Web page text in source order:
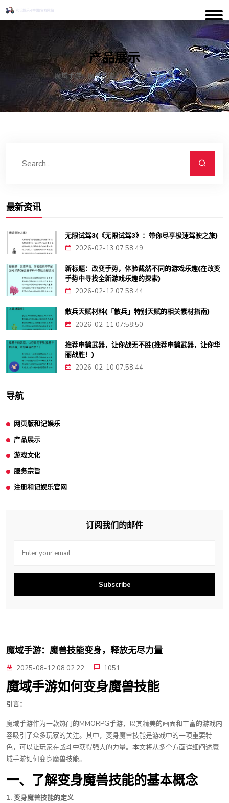
产品展示
魔域手游：魔兽技能变身，释放无尽力量
最新资讯
无限试驾3(《无限试驾3》：带你尽享极速驾驶之旅)
2026-02-13 07:58:49
新标题：改变手势，体验截然不同的游戏乐趣(在改变
手势中寻找全新游戏乐趣的探索)
2026-02-12 07:58:44
散兵天赋材料(「散兵」特别天赋的相关素材指南)
2026-02-11 07:58:50
推荐申鹤武器，让你战无不胜(推荐申鹤武器，让你华
丽战胜！)
2026-02-10 07:58:44
导航
网页版和记娱乐
产品展示
游戏文化
服务宗旨
注册和记娱乐官网
订阅我们的邮件
Subscribe
魔域手游：魔兽技能变身，释放无尽力量
2025-08-12 08:02:22 1051
魔域手游如何变身魔兽技能
引言：
魔域手游作为一款热门的MMORPG手游，以其精美的画面和丰富的游戏内
容吸引了众多玩家的关注。其中，变身魔兽技能是游戏中的一项重要特
色，可以让玩家在战斗中获得强大的力量。本文将从多个方面详细阐述魔
域手游如何变身魔兽技能。
一、了解变身魔兽技能的基本概念
1. 变身魔兽技能的定义